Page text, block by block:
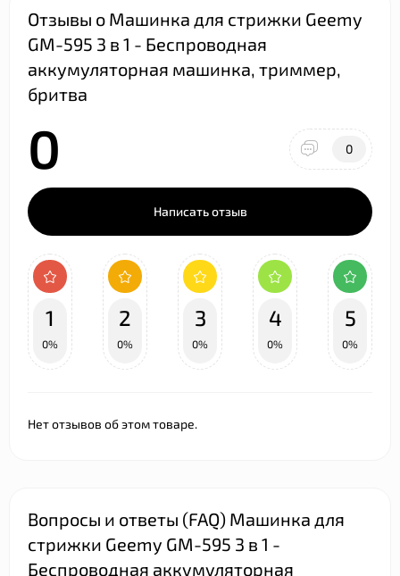
Отзывы о Машинка для стрижки Geemy
GM-595 3 в 1 - Беспроводная
аккумуляторная машинка, триммер,
бритва
0 0
Написать отзыв
1
0%
2
0%
3
0%
4
0%
5
0%
Нет отзывов об этом товаре.
Вопросы и ответы (FAQ) Машинка для
стрижки Geemy GM-595 3 в 1 -
Беспроводная аккумуляторная